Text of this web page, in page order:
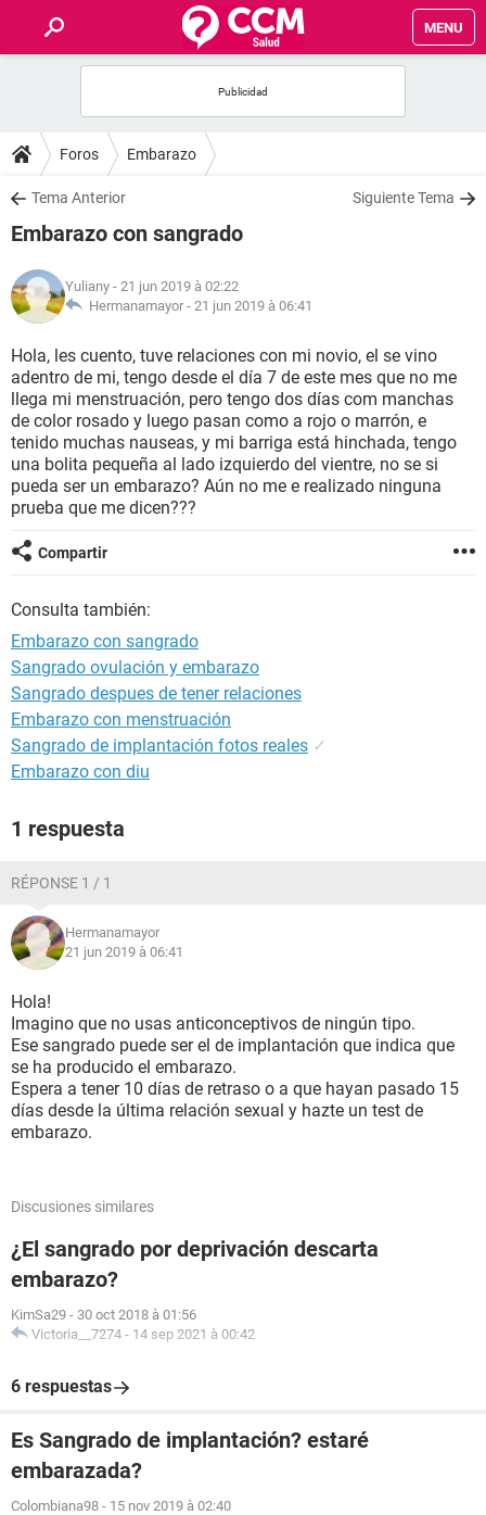
MENU
FORUMS
SALUD
NUTRICIÓN
BIENESTAR
SEXUALIDAD
GLOSARIO
Foros Embarazo
Tema Anterior Siguiente Tema
Embarazo con sangrado
Yuliany - 21 jun 2019 à 02:22
Hermanamayor - 21 jun 2019 à 06:41
Hola, les cuento, tuve relaciones con mi novio, el se vino
adentro de mi, tengo desde el día 7 de este mes que no me
llega mi menstruación, pero tengo dos días com manchas
de color rosado y luego pasan como a rojo o marrón, e
tenido muchas nauseas, y mi barriga está hinchada, tengo
una bolita pequeña al lado izquierdo del vientre, no se si
pueda ser un embarazo? Aún no me e realizado ninguna
prueba que me dicen???
Compartir
Consulta también:
Embarazo con sangrado
Sangrado ovulación y embarazo
Sangrado despues de tener relaciones
Embarazo con menstruación
Sangrado de implantación fotos reales ✓
Embarazo con diu
1 respuesta
RÉPONSE 1 / 1
Hermanamayor
21 jun 2019 à 06:41
Hola!
Imagino que no usas anticonceptivos de ningún tipo.
Ese sangrado puede ser el de implantación que indica que
se ha producido el embarazo.
Espera a tener 10 días de retraso o a que hayan pasado 15
días desde la última relación sexual y hazte un test de
embarazo.
Discusiones similares
¿El sangrado por deprivación descarta
embarazo?
KimSa29 - 30 oct 2018 à 01:56
Victoria__7274 - 14 sep 2021 à 00:42
6 respuestas
Es Sangrado de implantación? estaré
embarazada?
Colombiana98 - 15 nov 2019 à 02:40